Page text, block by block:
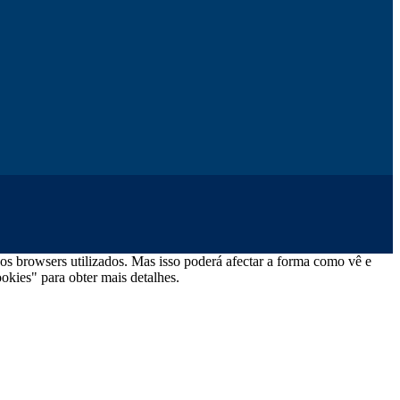
browsers utilizados. Mas isso poderá afectar a forma como vê e
para obter mais detalhes.